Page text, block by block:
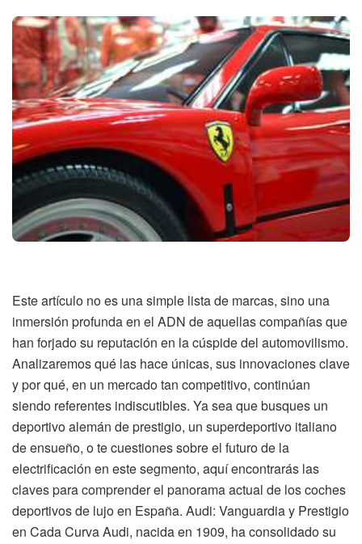
Este artículo no es una simple lista de marcas, sino una
inmersión profunda en el ADN de aquellas compañías que
han forjado su reputación en la cúspide del automovilismo.
Analizaremos qué las hace únicas, sus innovaciones clave
y por qué, en un mercado tan competitivo, continúan
siendo referentes indiscutibles. Ya sea que busques un
deportivo alemán de prestigio, un superdeportivo italiano
de ensueño, o te cuestiones sobre el futuro de la
electrificación en este segmento, aquí encontrarás las
claves para comprender el panorama actual de los coches
deportivos de lujo en España. Audi: Vanguardia y Prestigio
en Cada Curva Audi, nacida en 1909, ha consolidado su